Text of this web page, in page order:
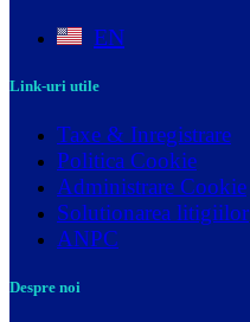
EN
Link-uri utile
Taxe & Inregistrare
Politica Cookie
Administrare Cookie
Solutionarea litigiilor
ANPC
Despre noi